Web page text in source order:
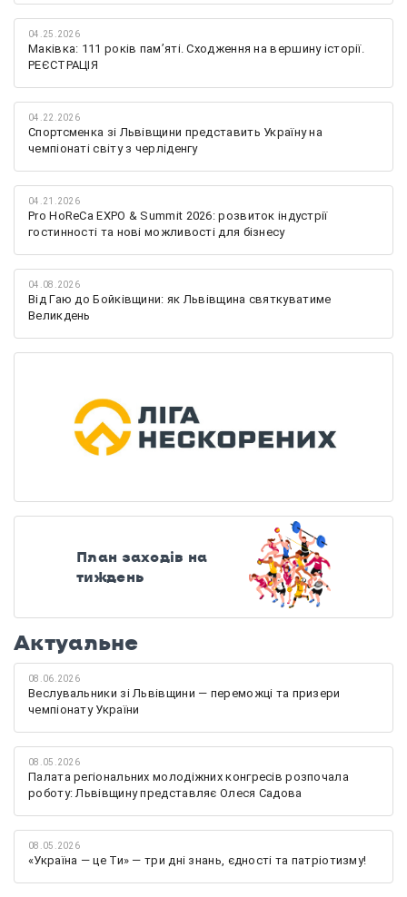
04.25.2026
Маківка: 111 років пам’яті. Сходження на вершину історії.
РЕЄСТРАЦІЯ
04.22.2026
Спортсменка зі Львівщини представить Україну на
чемпіонаті світу з черліденгу
04.21.2026
Pro HoReCa EXPO & Summit 2026: розвиток індустрії
гостинності та нові можливості для бізнесу
04.08.2026
Від Гаю до Бойківщини: як Львівщина святкуватиме
Великдень
План заходів на
тиждень
Актуальне
08.06.2026
Веслувальники зі Львівщини — переможці та призери
чемпіонату України
08.05.2026
Палата регіональних молодіжних конгресів розпочала
роботу: Львівщину представляє Олеся Садова
08.05.2026
«Україна — це Ти» — три дні знань, єдності та патріотизму!